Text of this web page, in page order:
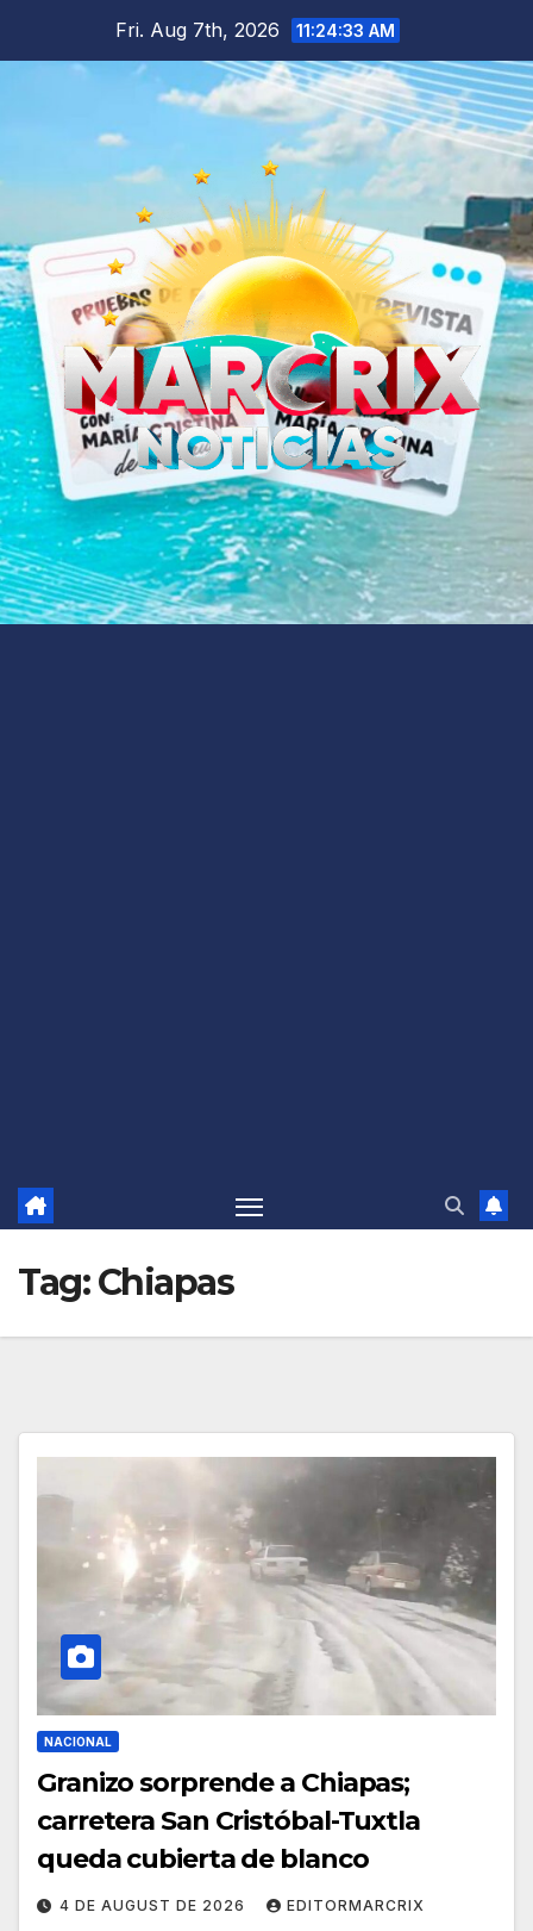
Fri. Aug 7th, 2026 11:24:35 AM
Tag:Chiapas
NACIONAL
Granizo sorprende a Chiapas;
carretera San Cristóbal-Tuxtla
queda cubierta de blanco
4 DE AUGUST DE 2026 EDITORMARCRIX